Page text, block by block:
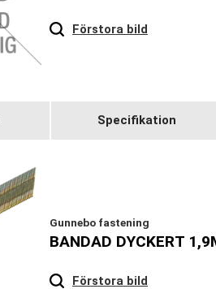
Förstora bild
Specifikation
Gunnebo fastening
BANDAD DYCKERT
Förstora bild
Hover